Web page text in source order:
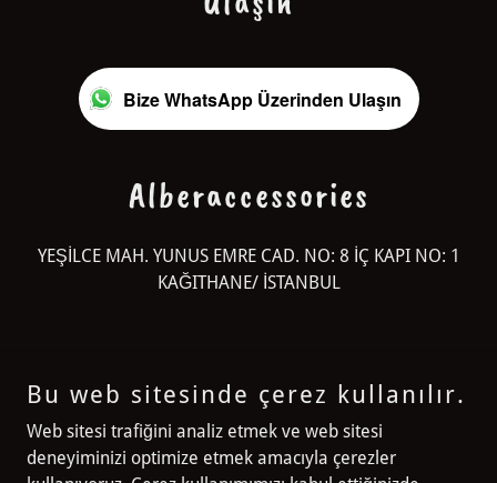
Bize WhatsApp Üzerinden Ulaşın
Alberaccessories
YEŞİLCE MAH. YUNUS EMRE CAD. NO: 8 İÇ KAPI NO: 1
KAĞITHANE/ İSTANBUL
Alberaccessories
YEŞİLCE MAH. YUNUS EMRE CAD. NO: 8 İÇ KAPI NO: 1 KAĞITHANE/
İSTANBUL
Bu web sitesinde çerez kullanılır.
Web sitesi trafiğini analiz etmek ve web sitesi
deneyiminizi optimize etmek amacıyla çerezler